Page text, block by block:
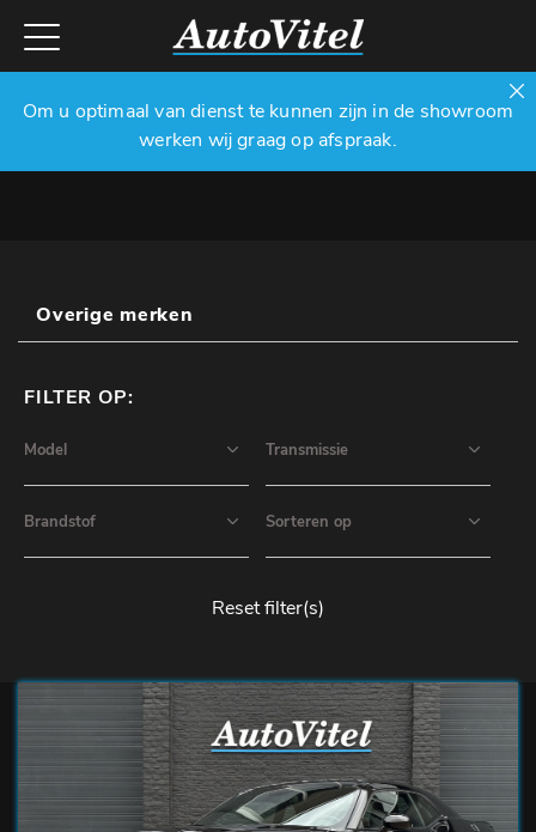
Om u optimaal van dienst te kunnen zijn in de showroom
werken wij graag op afspraak.
Overige merken
FILTER OP:
Reset filter(s)